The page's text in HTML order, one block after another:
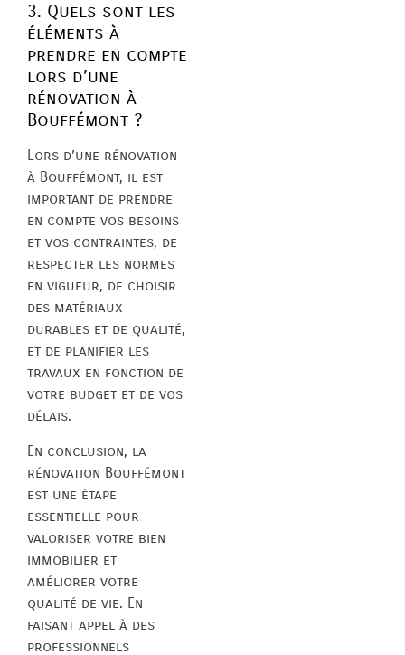
3. Quels sont les
éléments à
prendre en compte
lors d’une
rénovation à
Bouffémont ?
Lors d’une rénovation
à Bouffémont, il est
important de prendre
en compte vos besoins
et vos contraintes, de
respecter les normes
en vigueur, de choisir
des matériaux
durables et de qualité,
et de planifier les
travaux en fonction de
votre budget et de vos
délais.
En conclusion, la
rénovation Bouffémont
est une étape
essentielle pour
valoriser votre bien
immobilier et
améliorer votre
qualité de vie. En
faisant appel à des
professionnels